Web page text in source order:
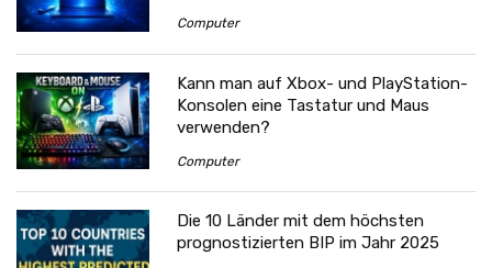
Computer
Kann man auf Xbox- und PlayStation-
Konsolen eine Tastatur und Maus
verwenden?
Computer
Die 10 Länder mit dem höchsten
prognostizierten BIP im Jahr 2025